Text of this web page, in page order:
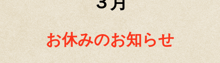
お休みのお知らせ